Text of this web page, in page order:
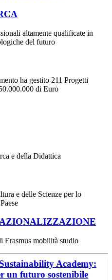
altamente qualificate in
del futuro
ha gestito 211 Progetti
di Euro
e della Didattica
e delle Scienze per lo
Erasmus mobilità studio
Academy:
un futuro sostenibile